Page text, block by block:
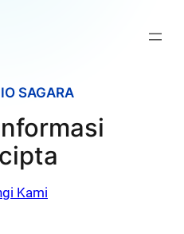
SAGARA
Kami